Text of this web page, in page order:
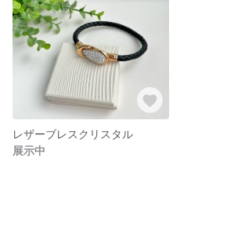
レザーブレスクリスタル
展示中